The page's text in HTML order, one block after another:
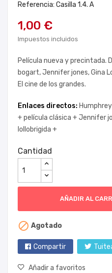
Referencia: Casilla 1.4. A
1,00 €
Impuestos incluidos
Película nueva y precintada.
bogart, Jennifer jones, Gina
El cine de los grandes.
Enlaces directos:
+película clásica +Jennifer
lollobrigida +
Cantidad
AÑADIR AL
 Agotado
Compartir
Añadir a favoritos